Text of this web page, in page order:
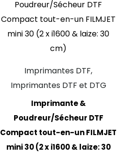
Imprimantes DTF,
Imprimantes DTF et DTG
Imprimante &
Poudreur/Sécheur DTF
Compact tout-en-un FILMJET
mini 30 (2 x i1600 & laize: 30